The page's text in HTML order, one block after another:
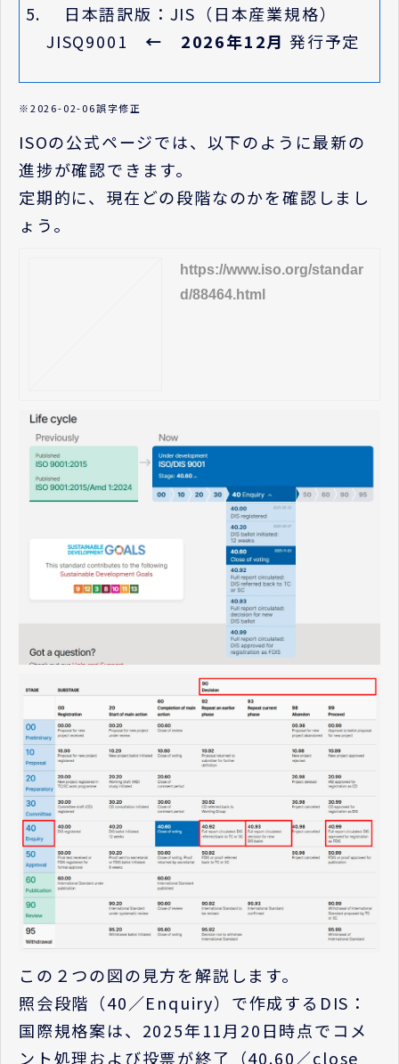
日本語訳版：JIS（日本産業規格）
JISQ9001 ← 2026年12月発行予定
※2026-02-06誤字修正
ISOの公式ページでは、以下のように最新の
進捗が確認できます。
定期的に、現在どの段階なのかを確認しまし
ょう。
https://www.iso.org/standar
d/88464.html
この２つの図の見方を解説します。
照会段階（40／Enquiry）で作成するDIS：
国際規格案は、2025年11月20日時点でコメ
ント処理および投票が終了（40.60／close